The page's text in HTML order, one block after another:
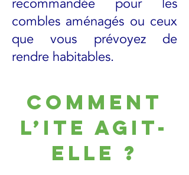
recommandée pour les
combles aménagés ou ceux
que vous prévoyez de
rendre habitables.
Comment
l’ITE agit-
elle ?